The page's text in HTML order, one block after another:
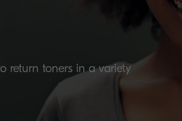
return toners in a variety